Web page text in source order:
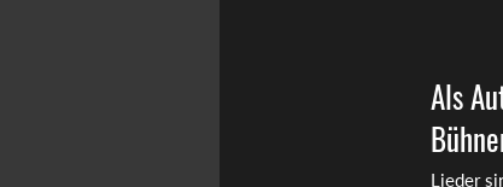
Als
Lieder